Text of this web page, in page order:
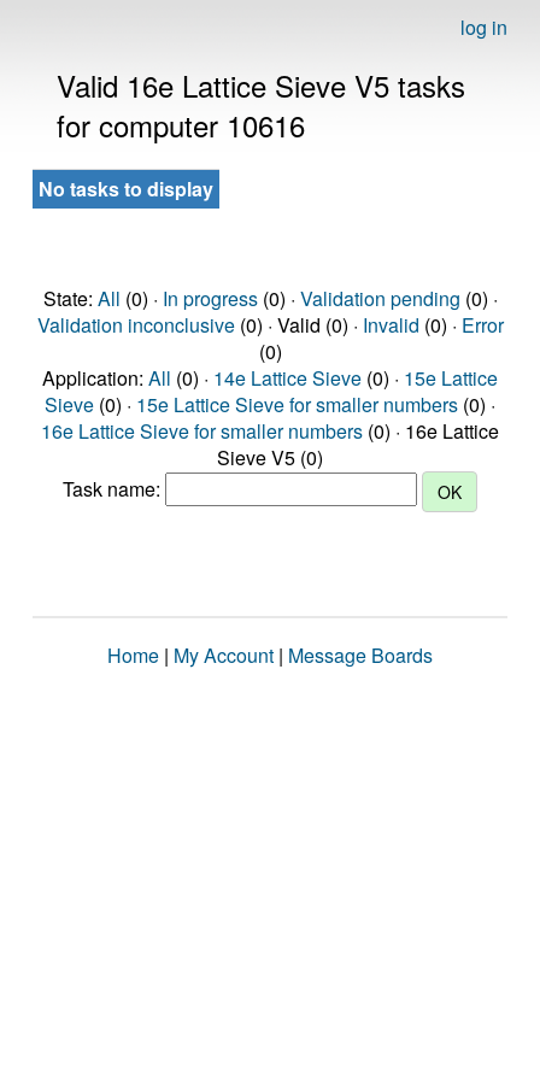
log in
Valid 16e Lattice Sieve V5 tasks
for computer 10616
No tasks to display
State: All (0) · In progress(0) · Validation pending (0) ·
Validation inconclusive(0) · Valid (0) · Invalid (0) · Error
(0)
Application: All (0) · 14e Lattice Sieve (0) · 15e Lattice
Sieve (0) · 15e Lattice Sieve for smaller numbers (0) ·
16e Lattice Sieve for smaller numbers (0) · 16e Lattice
Sieve V5 (0)
Task name:
Home | My Account | Message Boards